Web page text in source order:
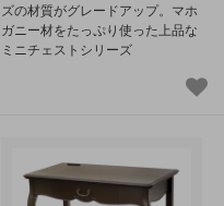
ズの材質がグレードアップ。マホ
ガニー材をたっぷり使った上品な
ミニチェストシリーズ